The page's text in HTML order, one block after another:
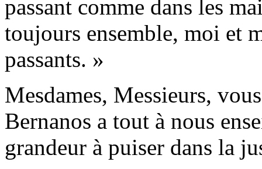
passant comme dans les
toujours ensemble, moi et
passants. »
Mesdames, Messieurs,
Bernanos a tout à nous
grandeur à puiser dans la